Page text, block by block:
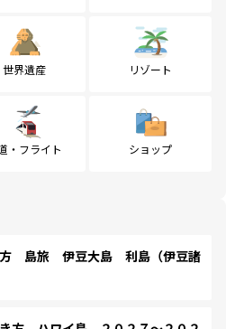
世界遺産 リゾート
・フライト ショップ
島旅 伊豆大島 利島（伊豆諸